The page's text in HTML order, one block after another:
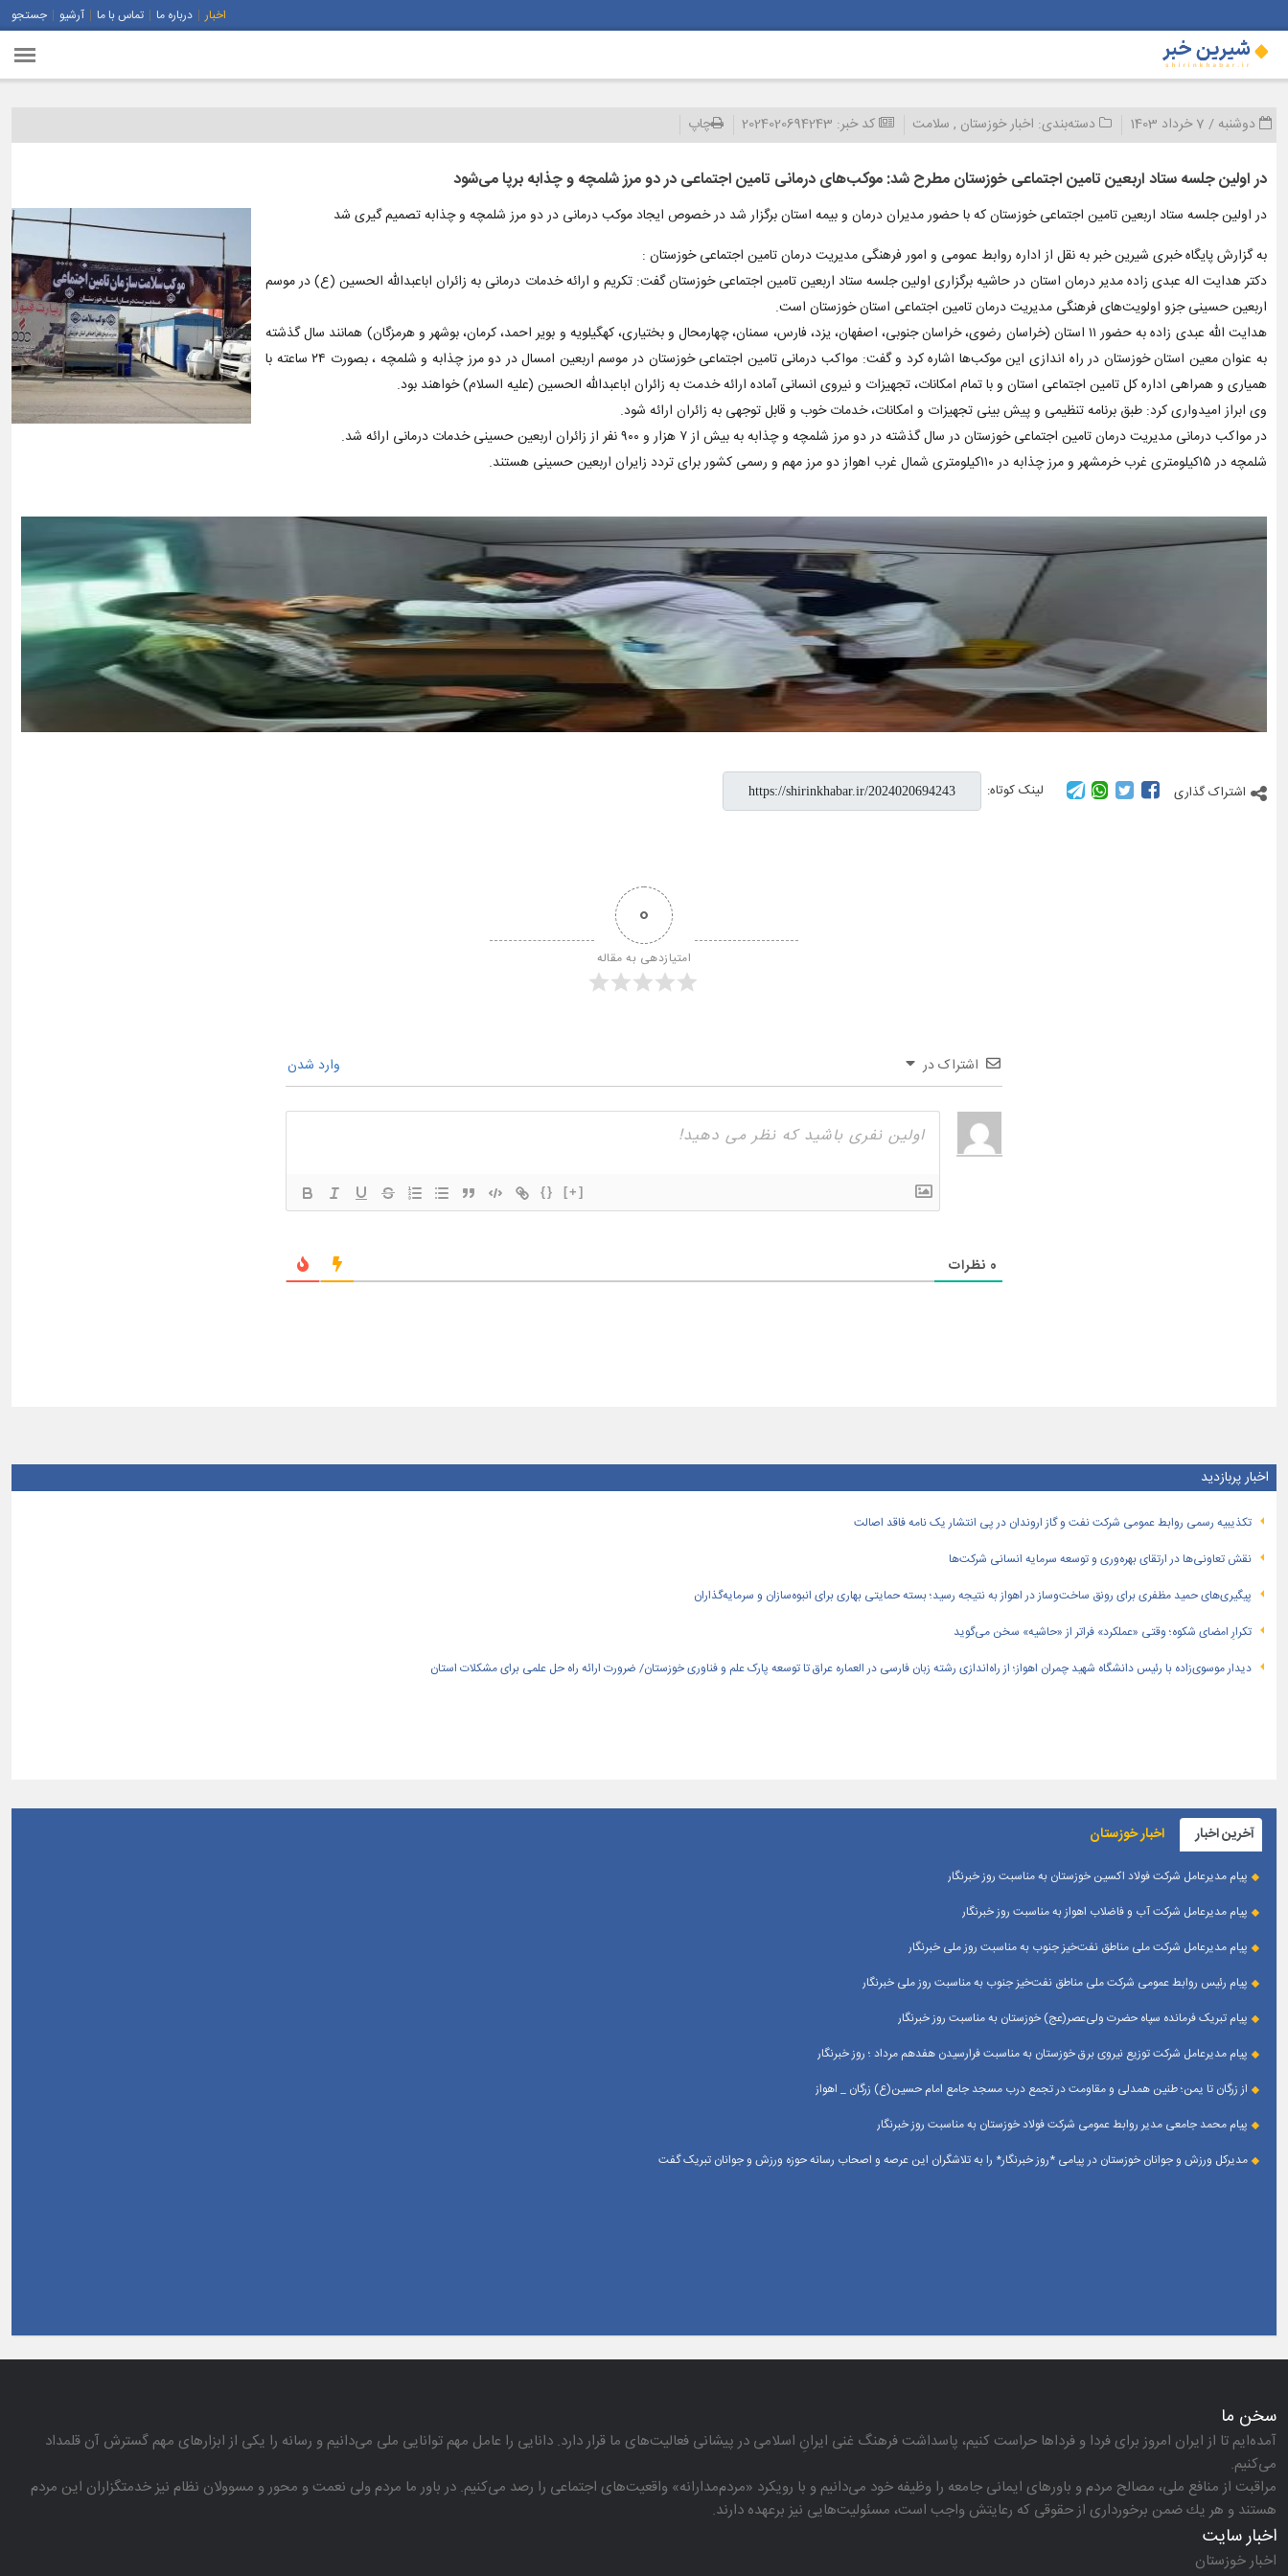
اخبار درباره ما تماس با ما آرشیو جستجو
دوشنبه / 7 خرداد 1403 دسته‌بندی: اخبار خوزستان , سلامت کد خبر: 2024020694243 چاپ
در اولین جلسه ستاد اربعین تامین اجتماعی خوزستان مطرح شد: موکب‌های درمانی تامین اجتماعی در دو مرز شلمچه و چذابه برپا می‌شود
در اولین جلسه ستاد اربعین تامین اجتماعی خوزستان که با حضور مدیران درمان و بیمه استان برگزار شد در خصوص ایجاد موکب درمانی در دو مرز شلمچه و چذابه تصمیم گیری شد
به گزارش پایگاه خبری شیرین خبر به نقل از اداره روابط عمومی و امور فرهنگی مدیریت درمان تامین اجتماعی خوزستان :
دکتر هدایت اله عبدی زاده مدیر درمان استان در حاشیه برگزاری اولین جلسه ستاد اربعین تامین اجتماعی خوزستان گفت: تکریم و ارائه خدمات درمانی به زائران اباعبدالله الحسین (ع) در موسم
اربعین حسینی جزو اولویت‌های فرهنگی مدیریت درمان تامین اجتماعی استان خوزستان است.
هدایت الله عبدی زاده به حضور ۱۱ استان (خراسان رضوی، خراسان جنوبی، اصفهان، یزد، فارس، سمنان، چهارمحال و بختیاری، کهگیلویه و بویر احمد، کرمان، بوشهر و هرمزگان) همانند سال گذشته
به عنوان معین استان خوزستان در راه اندازی این موکب‌ها اشاره کرد و گفت: مواکب درمانی تامین اجتماعی خوزستان در موسم اربعین امسال در دو مرز چذابه و شلمچه ، بصورت ۲۴ ساعته با
همیاری و همراهی اداره کل تامین اجتماعی استان و با تمام امکانات، تجهیزات و نیروی انسانی آماده ارائه خدمت به زائران اباعبدالله الحسین (علیه السلام) خواهند بود.
وی ابراز امیدواری کرد: طبق برنامه تنظیمی و پیش بینی تجهیزات و امکانات، خدمات خوب و قابل توجهی به زائران ارائه شود.
در مواکب درمانی مدیریت درمان تامین اجتماعی خوزستان در سال گذشته در دو مرز شلمچه و چذابه به بیش از ۷ هزار و ۹۰۰ نفر از زائران اربعین حسینی خدمات درمانی ارائه شد.
شلمچه در ۱۵کیلومتری غرب خرمشهر و مرز چذابه در ۱۱۰کیلومتری شمال غرب اهواز دو مرز مهم و رسمی کشور برای تردد زایران اربعین حسینی هستند.
اشتراک گذاری لینک کوتاه:
0
امتیازدهی به مقاله
اشتراک در وارد شدن
{} [+]
0 نظرات
اخبار پربازدید
تكذیبیه رسمی روابط عمومی شركت نفت و گاز اروندان در پی انتشار یک نامه فاقد اصالت
نقش تعاونی‌ها در ارتقای بهره‌وری و توسعه سرمایه انسانی شرکت‌ها
پیگیری‌های حمید مظفری برای رونق ساخت‌وساز در اهواز به نتیجه رسید؛ بسته حمایتی بهاری برای انبوه‌سازان و سرمایه‌گذاران
تکرارِ امضای شکوه؛ وقتی «عملکرد» فراتر از «حاشیه» سخن می‌گوید
دیدار موسوی‌زاده با رئیس دانشگاه شهید چمران اهواز؛ از راه‌اندازی رشته زبان فارسی در العماره عراق تا توسعه پارک علم و فناوری خوزستان/ ضرورت ارائه راه حل علمی برای مشکلات استان
آخرین اخبار اخبار خوزستان
پیام مدیرعامل شرکت فولاد اکسین خوزستان به مناسبت روز خبرنگار
پیام مدیرعامل شرکت آب و فاضلاب اهواز به مناسبت روز خبرنگار
پیام مدیرعامل شركت ملی مناطق نفت‌خیز جنوب به مناسبت روز ملی خبرنگار
پیام رئیس روابط عمومی شركت ملی مناطق نفت‌خیز جنوب به مناسبت روز ملی خبرنگار
پیام تبریک فرمانده سپاه حضرت ولی‌عصر(عج) خوزستان به مناسبت روز خبرنگار
پیام مدیرعامل شرکت توزیع نیروی برق خوزستان به مناسبت فرارسیدن هفدهم مرداد ؛ روز خبرنگار
از زرگان تا یمن؛ طنین همدلی و مقاومت در تجمع درب مسجد جامع امام حسین(ع) زرگان _ اهواز
پیام محمد جامعی مدیر روابط عمومی شرکت فولاد خوزستان به مناسبت روز خبرنگار
مدیرکل ورزش و جوانان خوزستان در پیامی *روز خبرنگار* را به تلاشگران این عرصه و اصحاب رسانه حوزه ورزش و جوانان تبریک گفت
سخن ما
آمده‌ایم تا از ایران امروز برای فردا و فرداها حراست كنیم، پاسداشت فرهنگ غنی ایرانِ اسلامی در پیشانی فعالیت‌های ما قرار دارد. دانایی را عامل مهم توانایی ملی می‌دانیم و رسانه را یكی از ابزارهای مهم گسترش آن قلمداد
می‌كنیم.
مراقبت از منافع ملی، مصالح مردم و باورهای ایمانی جامعه را وظیفه خود می‌دانیم و با رویكرد «مردم‌مدارانه‌» واقعیت‌های اجتماعی را رصد می‌كنیم. در باور ما مردم ولی نعمت و محور و مسوولان نظام نیز خدمتگزاران این مردم
هستند و هر یك ضمن برخورداری از حقوقی كه رعایتش واجب است، مسئولیت‌هایی نیز برعهده دارند.
اخبار سایت
اخبار خوزستان